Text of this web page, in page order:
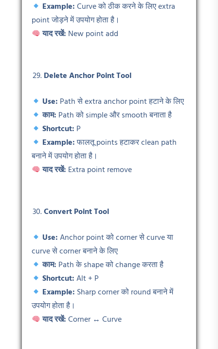
Example:Curve को ठीक करने के लिए extra
point जोड़ने में उपयोग होता है।
याद रखें: New point add
Delete Anchor Point Tool
Use: Path से extra anchor point हटाने के लिए
काम: Path को simple और smooth बनाता है
Shortcut: P
Example:फालतू points हटाकर clean path
बनाने में उपयोग होता है।
याद रखें: Extra point remove
Convert Point Tool
Use:Anchor point को corner से curve या
curve से corner बनाने के लिए
काम: Path के shape को change करता है
Shortcut:Alt + P
Example: Sharp corner को round बनाने में
उपयोग होता है।
याद रखें:Corner ↔ Curve